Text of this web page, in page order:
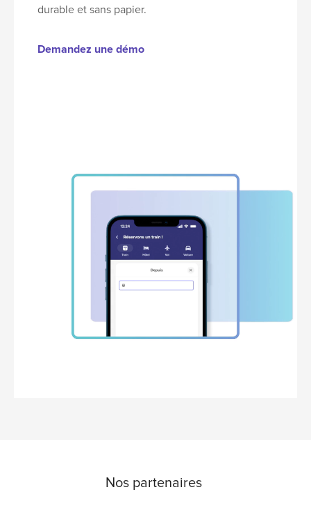
durable et sans papier.
Demandez une démo
Nos partenaires